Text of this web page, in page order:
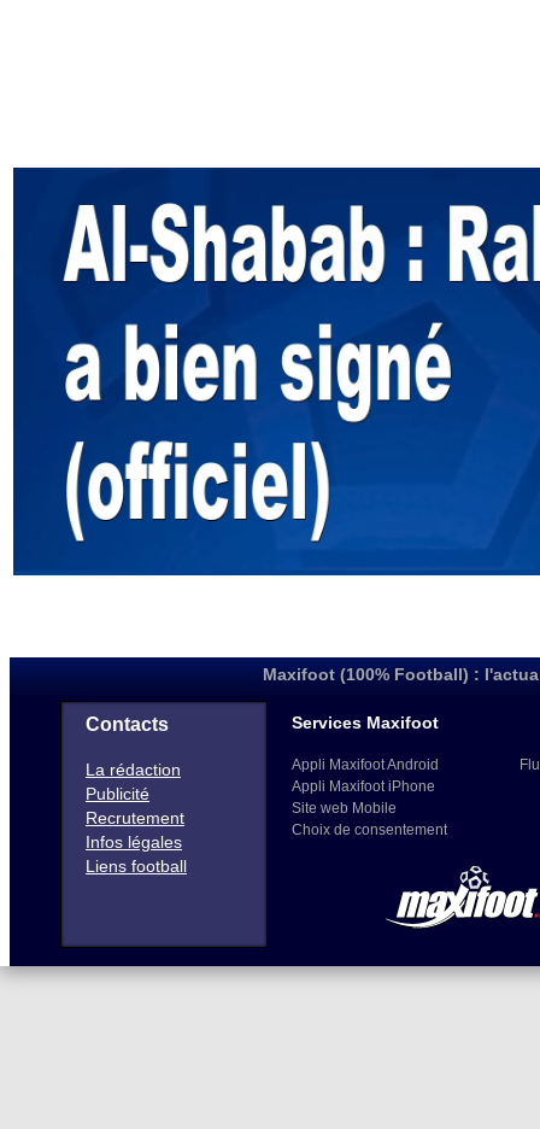
Maxifoot (100% Football) :
Contacts
La rédaction
Publicité
Recrutement
Infos légales
Liens football
Services Maxifoot
Appli Maxifoot Android
Appli Maxifoot iPhone
Site web Mobile
Choix de consentement